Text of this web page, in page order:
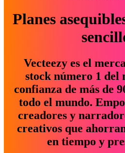
Planes
Vecteezy es el
stock número 1 del
confianza de más de
todo el mundo.
creadores y
creativos que
en tiempo y